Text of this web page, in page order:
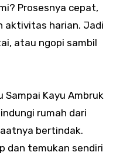
Prosesnya cepat,
aktivitas harian. Jadi
atau ngopi sambil
Sampai Kayu Ambruk
rumah dari
bertindak.
dan temukan sendiri